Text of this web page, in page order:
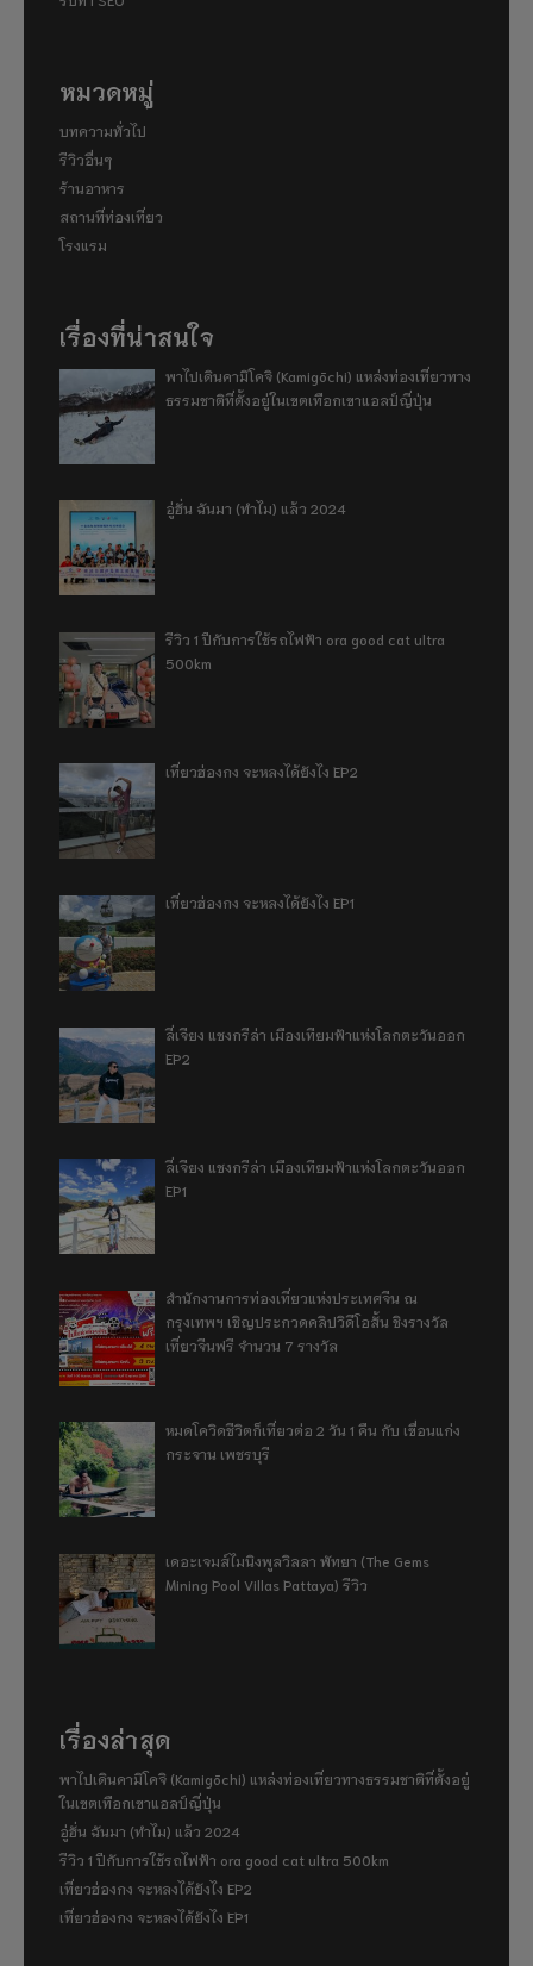
หมวดหมู่
บทความทั่วไป
รีวิวอื่นๆ
ร้านอาหาร
สถานที่ท่องเที่ยว
โรงแรม
เรื่องที่น่าสนใจ
พาไปเดินคามิโคจิ (Kamigōchi) แหล่งท่องเที่ยวทาง
ธรรมชาติที่ตั้งอยู่ในเขตเทือกเขาแอลป์ญี่ปุ่น
อู่ฮั่น ฉันมา (ทำไม) แล้ว 2024
รีวิว 1 ปีกับการใช้รถไฟฟ้า ora good cat ultra
500km
เที่ยวฮ่องกง จะหลงได้ยังไง EP2
เที่ยวฮ่องกง จะหลงได้ยังไง EP1
ลี่เจียง แชงกรีล่า เมืองเทียมฟ้าแห่งโลกตะวันออก
EP2
ลี่เจียง แชงกรีล่า เมืองเทียมฟ้าแห่งโลกตะวันออก
EP1
สำนักงานการท่องเที่ยวแห่งประเทศจีน ณ
กรุงเทพฯ เชิญประกวดคลิปวิดีโอสั้น ชิงรางวัล
เที่ยวจีนฟรี จำนวน 7 รางวัล
หมดโควิดชีวิตก็เที่ยวต่อ 2 วัน 1 คืน กับ เขื่อนแก่ง
กระจาน เพชรบุรี
เดอะเจมส์ไมนิงพูลวิลลา พัทยา (The Gems
Mining Pool Villas Pattaya) รีวิว
เรื่องล่าสุด
พาไปเดินคามิโคจิ (Kamigōchi) แหล่งท่องเที่ยวทางธรรมชาติที่ตั้งอยู่
ในเขตเทือกเขาแอลป์ญี่ปุ่น
อู่ฮั่น ฉันมา (ทำไม) แล้ว 2024
รีวิว 1 ปีกับการใช้รถไฟฟ้า ora good cat ultra 500km
เที่ยวฮ่องกง จะหลงได้ยังไง EP2
เที่ยวฮ่องกง จะหลงได้ยังไง EP1